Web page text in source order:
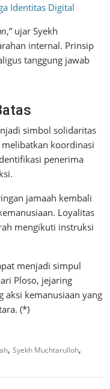
Identitas Digital
,” ujar Syekh
internal. Prinsip
tanggung jawab
simbol solidaritas
koordinasi
penerima
jamaah kembali
Loyalitas
mengikuti instruksi
menjadi simpul
Ploso, jejaring
kemanusiaan yang
(*)
,Syekh Muchtarulloh,